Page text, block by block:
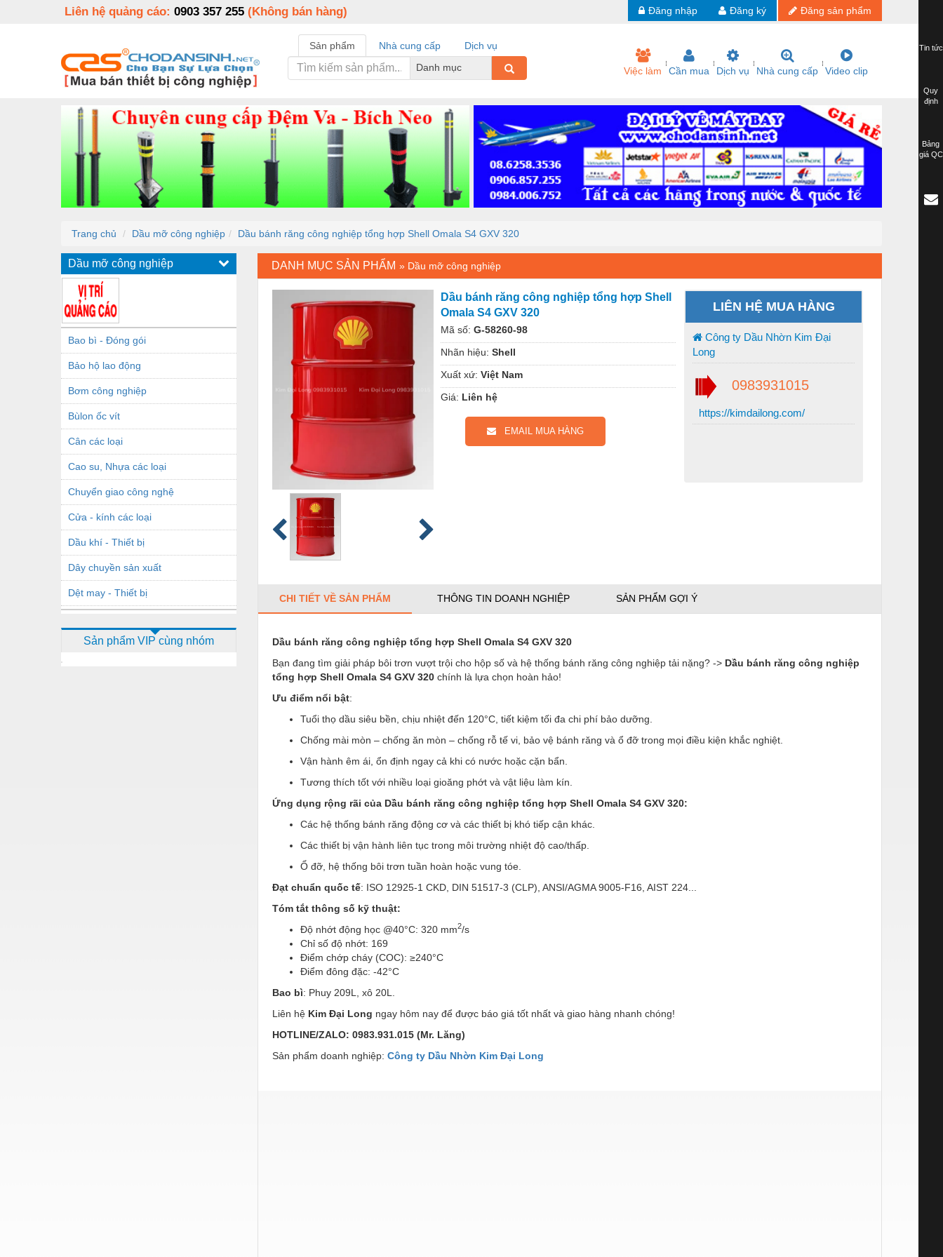
Liên hệ quảng cáo: 0903 357 255 (Không bán hàng) Đăng sản phẩm
Đăng ký
Đăng nhập
Sản phẩm Nhà cung cấp
Dịch vụ
Danh mục
Việc làm Cần mua Dịch vụ Nhà cung cấp Video clip
Trang chủ Dầu mỡ công nghiệp Dầu bánh răng công nghiệp tổng hợp Shell Omala S4 GXV 320
Dầu mỡ công nghiệp
Bao bì - Đóng gói
Bảo hộ lao động
Bơm công nghiệp
Bùlon ốc vít
Cân các loại
Cao su, Nhựa các loại
Chuyển giao công nghệ
Cửa - kính các loại
Dầu khí - Thiết bị
Dây chuyền sản xuất
Dệt may - Thiết bị
Dịch vụ - Thi công
Sản phẩm VIP cùng nhóm
DANH MỤC SẢN PHẨM » Dầu mỡ công nghiệp
Dầu bánh răng công nghiệp tổng hợp Shell
Omala S4 GXV 320
Mã số: G-58260-98
Nhãn hiệu: Shell
Xuất xứ: Việt Nam
Giá: Liên hệ
EMAIL MUA HÀNG
LIÊN HỆ MUA HÀNG
Công ty Dầu Nhờn Kim Đại
Long
0983931015
https://kimdailong.com/
CHI TIẾT VỀ SẢN PHẨM THÔNG TIN DOANH NGHIỆP SẢN PHẨM GỢI Ý
Dầu bánh răng công nghiệp tổng hợp Shell Omala S4 GXV 320
Bạn đang tìm giải pháp bôi trơn vượt trội cho hộp số và hệ thống bánh răng công nghiệp tải nặng? -> Dầu bánh răng công nghiệp
tổng hợp Shell Omala S4 GXV 320 chính là lựa chọn hoàn hảo!
Ưu điểm nổi bật:
Tuổi thọ dầu siêu bền, chịu nhiệt đến 120°C, tiết kiệm tối đa chi phí bảo dưỡng.
Chống mài mòn – chống ăn mòn – chống rỗ tế vi, bảo vệ bánh răng và ổ đỡ trong mọi điều kiện khắc nghiệt.
Vận hành êm ái, ổn định ngay cả khi có nước hoặc cặn bẩn.
Tương thích tốt với nhiều loại gioăng phớt và vật liệu làm kín.
Ứng dụng rộng rãi của Dầu bánh răng công nghiệp tổng hợp Shell Omala S4 GXV 320:
Các hệ thống bánh răng động cơ và các thiết bị khó tiếp cận khác.
Các thiết bị vận hành liên tục trong môi trường nhiệt độ cao/thấp.
Ổ đỡ, hệ thống bôi trơn tuần hoàn hoặc vung tóe.
Đạt chuẩn quốc tế: ISO 12925-1 CKD, DIN 51517-3 (CLP), ANSI/AGMA 9005-F16, AIST 224...
Tóm tắt thông số kỹ thuật:
Độ nhớt động học @40°C: 320 mm2/s
Chỉ số độ nhớt: 169
Điểm chớp cháy (COC): ≥240°C
Điểm đông đặc: -42°C
Bao bì: Phuy 209L, xô 20L.
Liên hệ Kim Đại Long ngay hôm nay để được báo giá tốt nhất và giao hàng nhanh chóng!
HOTLINE/ZALO: 0983.931.015 (Mr. Lăng)
Sản phẩm doanh nghiệp: Công ty Dầu Nhờn Kim Đại Long
Tin tức
Quy
định
Bảng
giá QC